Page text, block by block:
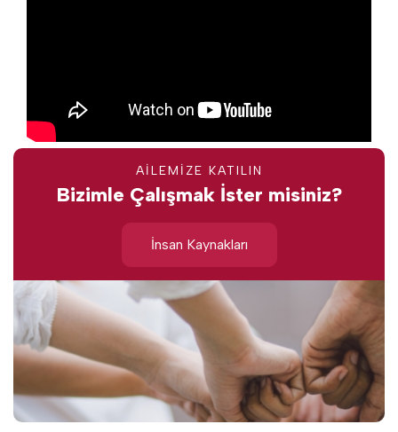
AİLEMİZE KATILIN
Bizimle Çalışmak İster misiniz?
İnsan Kaynakları